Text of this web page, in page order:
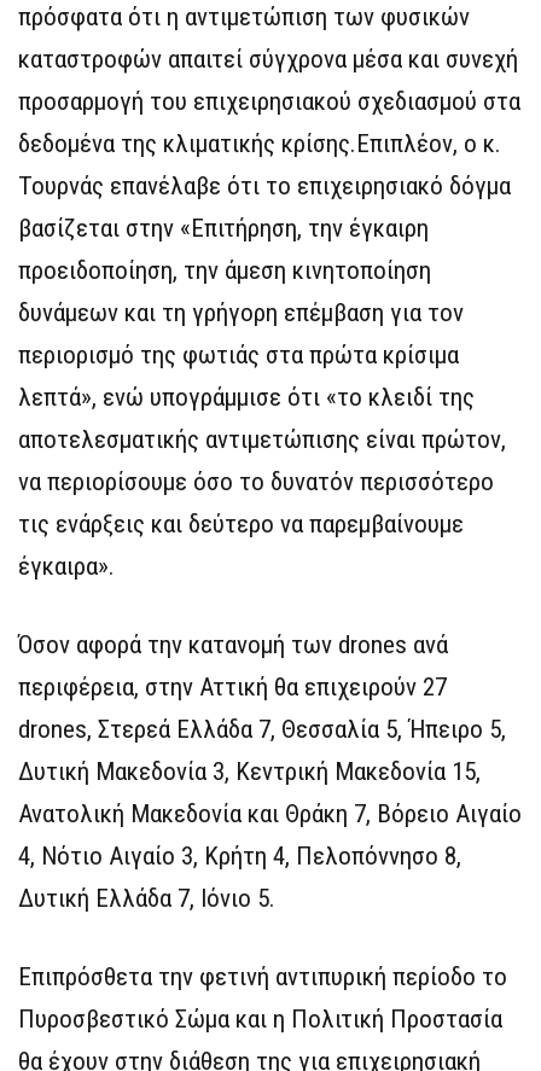
πρόσφατα ότι η αντιμετώπιση των φυσικών
καταστροφών απαιτεί σύγχρονα μέσα και συνεχή
προσαρμογή του επιχειρησιακού σχεδιασμού στα
δεδομένα της κλιματικής κρίσης.Επιπλέον, ο κ.
Τουρνάς επανέλαβε ότι το επιχειρησιακό δόγμα
βασίζεται στην «Επιτήρηση, την έγκαιρη
προειδοποίηση, την άμεση κινητοποίηση
δυνάμεων και τη γρήγορη επέμβαση για τον
περιορισμό της φωτιάς στα πρώτα κρίσιμα
λεπτά», ενώ υπογράμμισε ότι «το κλειδί της
αποτελεσματικής αντιμετώπισης είναι πρώτον,
να περιορίσουμε όσο το δυνατόν περισσότερο
τις ενάρξεις και δεύτερο να παρεμβαίνουμε
έγκαιρα».
Όσον αφορά την κατανομή των drones ανά
περιφέρεια, στην Αττική θα επιχειρούν 27
drones, Στερεά Ελλάδα 7, Θεσσαλία 5, Ήπειρο 5,
Δυτική Μακεδονία 3, Κεντρική Μακεδονία 15,
Ανατολική Μακεδονία και Θράκη 7, Βόρειο Αιγαίο
4, Νότιο Αιγαίο 3, Κρήτη 4, Πελοπόννησο 8,
Δυτική Ελλάδα 7, Ιόνιο 5.
Επιπρόσθετα την φετινή αντιπυρική περίοδο το
Πυροσβεστικό Σώμα και η Πολιτική Προστασία
θα έχουν στην διάθεση της για επιχειρησιακή